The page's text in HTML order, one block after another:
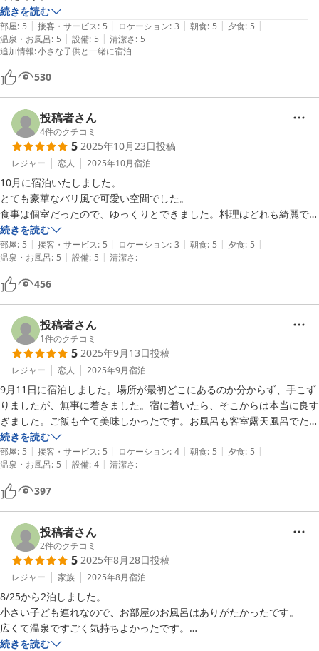
マタニティプランで、お部屋もお風呂付きで、家族でゆっくり過ごせま
した。
続きを読む
部屋: 5 | 接客・サービス: 5 | ロケーション: 3 | 朝食: 5 | 夕食: 5 |
温泉・お風呂: 5 | 設備: 5 | 清潔さ: 5
追加情報:小さな子供と一緒に宿泊
530
投稿者さん
4件のクチコミ
5 2025年10月23日投稿
レジャー 恋人 2025年10月宿泊
10月に宿泊いたしました。
とても豪華なバリ風で可愛い空間でした。
食事は個室だったので、ゆっくりとできました。料理はどれも綺麗で美
味しかったです。
朝食に頂いた鯖の干物がとても美味しかったです。
お部屋の温泉もとても素敵でアメニティも沢山揃ってるので嬉しかった
です。
また利用したいと思いました。
続きを読む
部屋: 5 | 接客・サービス: 5 | ロケーション: 3 | 朝食: 5 | 夕食: 5 |
温泉・お風呂: 5 | 設備: 5 | 清潔さ: -
456
投稿者さん
1件のクチコミ
5 2025年9月13日投稿
レジャー 恋人 2025年9月宿泊
9月11日に宿泊しました。場所が最初どこにあるのか分からず、手こず
りましたが、無事に着きました。宿に着いたら、そこからは本当に良す
ぎました。ご飯も全て美味しかったです。お風呂も客室露天風呂でたく
さん入れて大満足でした。場所も覚えたので、またぜひ訪れたいと思い
ました。
続きを読む
部屋: 5 | 接客・サービス: 5 | ロケーション: 4 | 朝食: 5 | 夕食: 5 |
温泉・お風呂: 5 | 設備: 4 | 清潔さ: -
397
投稿者さん
2件のクチコミ
5 2025年8月28日投稿
レジャー 家族 2025年8月宿泊
8/25から2泊しました。
小さい子ども連れなので、お部屋のお風呂はありがたかったです。
広くて温泉ですごく気持ちよかったです。
またお食事が本当にどれも美味しくてびっくりしました。2日とも違う
続きを読む